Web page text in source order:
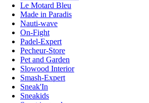
Le Motard Bleu
Made in Paradis
Nauti-wave
On-Fight
Padel-Expert
Pecheur-Store
Pet and Garden
Slowood Interior
Smash-Expert
Sneak'In
Sneakids